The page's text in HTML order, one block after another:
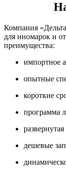
Компания
для иномарок и
преимущества:
импортное
опытные
короткие
программа
дешевые